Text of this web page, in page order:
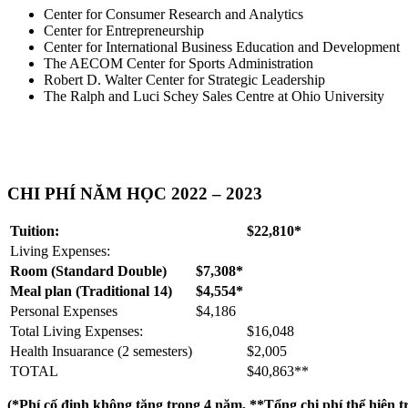
Center for Consumer Research and Analytics
Center for Entrepreneurship
Center for International Business Education and Development
The AECOM Center for Sports Administration
Robert D. Walter Center for Strategic Leadership
The Ralph and Luci Schey Sales Centre at Ohio University
CHI PHÍ NĂM HỌC 2022 – 2023
Tuition: $22,810*
Living Expenses:
Room (Standard Double)
$7,308*
Meal plan (Traditional 14)
$4,554*
Personal Expenses
$4,186
Total Living Expenses:
$16,048
Health Insuarance (2 semesters)
$2,005
TOTAL
$40,863**